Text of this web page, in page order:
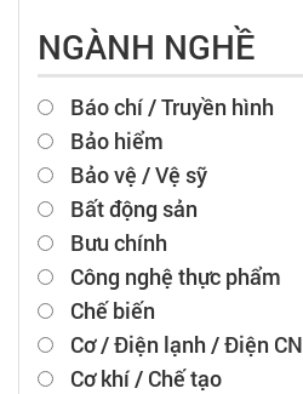
NGÀNH NGHỀ
Báo chí / Truyền hình
Bảo hiểm
Bảo vệ / Vệ sỹ
Bất động sản
Bưu chính
Công nghệ thực phẩm
Chế biến
Cơ / Điện lạnh / Điện CN
Cơ khí / Chế tạo